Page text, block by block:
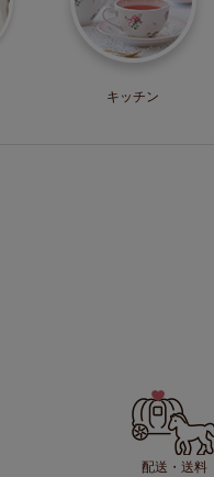
キッチン
配送・送料